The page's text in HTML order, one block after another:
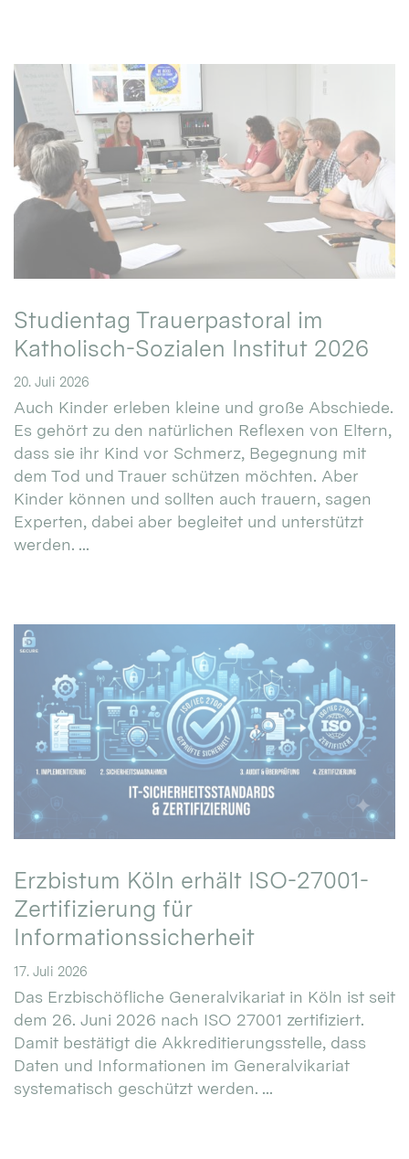
Studientag Trauerpastoral im
Katholisch-Sozialen Institut 2026
20. Juli 2026
Auch Kinder erleben kleine und große Abschiede.
Es gehört zu den natürlichen Reflexen von Eltern,
dass sie ihr Kind vor Schmerz, Begegnung mit
dem Tod und Trauer schützen möchten. Aber
Kinder können und sollten auch trauern, sagen
Experten, dabei aber begleitet und unterstützt
werden. ...
Erzbistum Köln erhält ISO-27001-
Zertifizierung für
Informationssicherheit
17. Juli 2026
Das Erzbischöfliche Generalvikariat in Köln ist seit
dem 26. Juni 2026 nach ISO 27001 zertifiziert.
Damit bestätigt die Akkreditierungsstelle, dass
Daten und Informationen im Generalvikariat
systematisch geschützt werden. ...